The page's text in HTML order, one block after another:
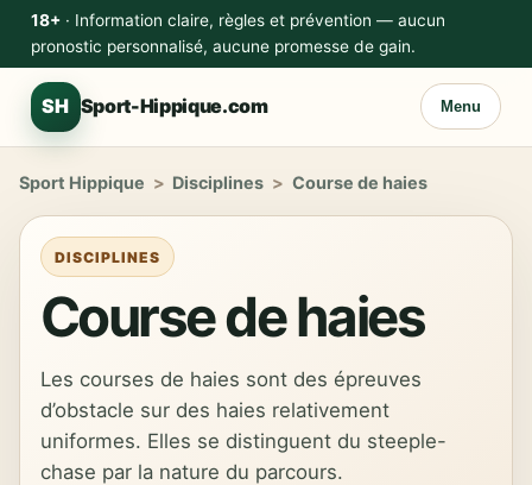
18+· Information claire, règles et prévention — aucun
pronostic personnalisé, aucune promesse de gain.
SH Sport-Hippique.com Menu
Sport Hippique > Disciplines > Course de haies
DISCIPLINES
Course de haies
Les courses de haies sont des épreuves
d’obstacle sur des haies relativement
uniformes. Elles se distinguent du steeple-
chase par la nature du parcours.